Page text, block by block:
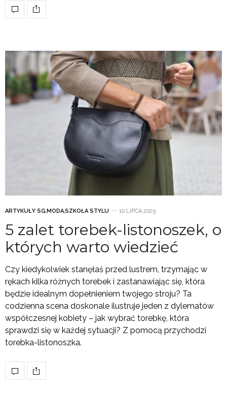
ARTYKUŁY SG,MODA,SZKOŁA STYLU 10 LIPCA 2025
5 zalet torebek-listonoszek, o
których warto wiedzieć
Czy kiedykolwiek stanęłaś przed lustrem, trzymając w
rękach kilka różnych torebek i zastanawiając się, która
będzie idealnym dopełnieniem twojego stroju? Ta
codzienna scena doskonale ilustruje jeden z dylematów
współczesnej kobiety – jak wybrać torebkę, która
sprawdzi się w każdej sytuacji? Z pomocą przychodzi
torebka-listonoszka.